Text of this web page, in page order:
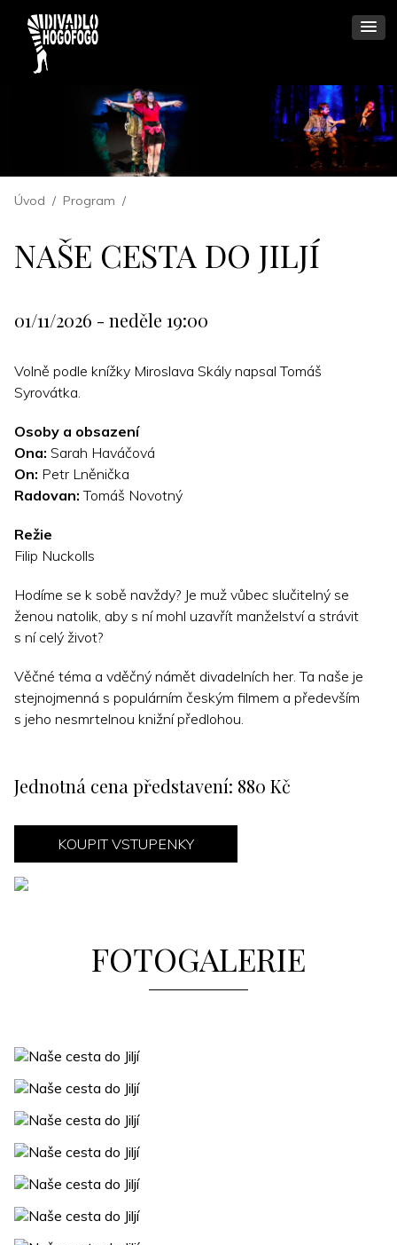
Úvod / Program /
NAŠE CESTA DO JILJÍ
01/11/2026 - neděle 19:00
Volně podle knížky Miroslava Skály napsal Tomáš
Syrovátka.
Osoby a obsazení
Ona: Sarah Haváčová
On: Petr Lněnička
Radovan: Tomáš Novotný
Režie
Filip Nuckolls
Hodíme se k sobě navždy? Je muž vůbec slučitelný se
ženou natolik, aby s ní mohl uzavřít manželství a strávit
s ní celý život?
Věčné téma a vděčný námět divadelních her. Ta naše je
stejnojmenná s populárním českým filmem a především
s jeho nesmrtelnou knižní předlohou.
Jednotná cena představení: 880 Kč
KOUPIT VSTUPENKY
FOTOGALERIE